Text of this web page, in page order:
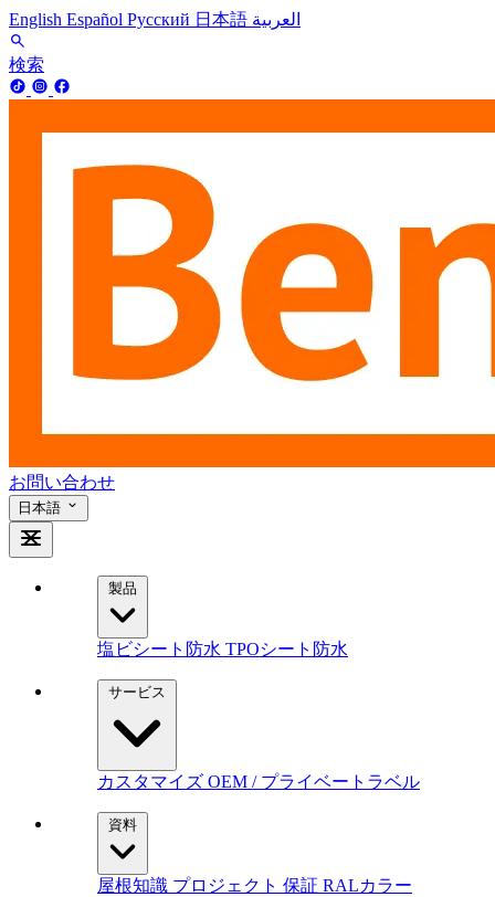
English Español Русский 日本語 العربية
検索
お問い合わせ
日本語
製品
塩ビシート防水 TPOシート防水
サービス
カスタマイズ OEM / プライベートラベル
資料
屋根知識 プロジェクト 保証 RALカラー